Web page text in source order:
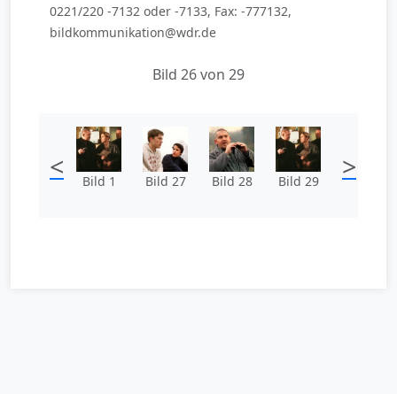
0221/220 -7132 oder -7133, Fax: -777132,
bildkommunikation@wdr.de
Bild 26 von 29
< Bild 1 Bild 27 Bild 28 Bild 29 >